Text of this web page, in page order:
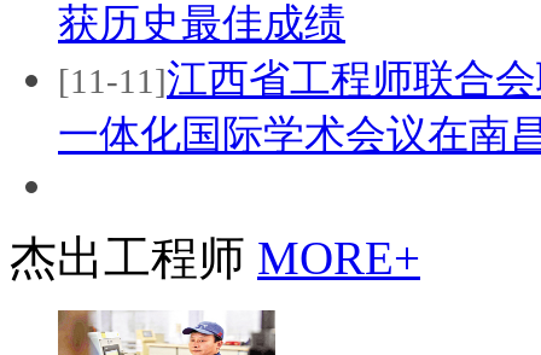
获历史最佳成绩
[11-11]江西省工程师联合
一体化国际学术会议在南
杰出工程师 MORE+